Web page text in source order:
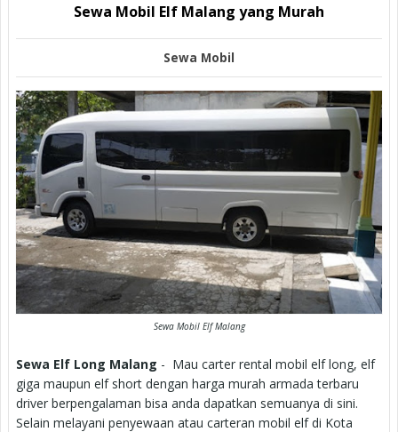
Sewa Mobil Elf Malang yang Murah
Sewa Mobil
Sewa Mobil Elf Malang
Sewa Elf Long Malang - Mau carter rental mobil elf long, elf
giga maupun elf short dengan harga murah armada terbaru
driver berpengalaman bisa anda dapatkan semuanya di sini.
Selain melayani penyewaan atau carteran mobil elf di Kota